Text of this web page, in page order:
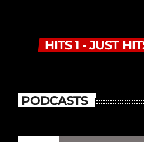
HITS 1 - JUST
PODCASTS